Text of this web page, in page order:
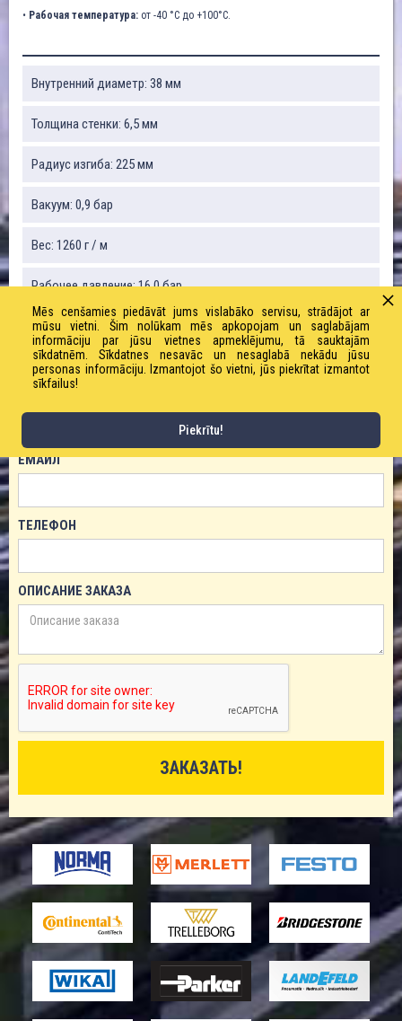
• Рабочая температура: от -40 °C до +100°C.
Внутренний диаметр: 38 мм
Толщина стенки: 6,5 мм
Радиус изгиба: 225 мм
Вакуум: 0,9 бар
Вес: 1260 г / м
Рабочее давление: 16,0 бар
ЗАКАЗАТЬ ТОВАР!
ЕМАЙЛ
ТЕЛЕФОН
ОПИСАНИЕ ЗАКАЗА
Mēs cenšamies piedāvāt jums vislabāko servisu, strādājot ar
mūsu vietni. Šim nolūkam mēs apkopojam un saglabājam
informāciju par jūsu vietnes apmeklējumu, tā sauktajām
sīkdatnēm. Sīkdatnes nesavāc un nesaglabā nekādu jūsu
personas informāciju. Izmantojot šo vietni, jūs piekrītat izmantot
sīkfailus!
Piekrītu!